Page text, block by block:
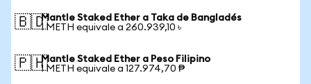
🇧🇩Mantle Staked Ether a Taka de Bangladés
1 METH equivale a 260.939,10 ৳
🇵🇭Mantle Staked Ether a Peso Filipino
1 METH equivale a 127.974,70 ₱